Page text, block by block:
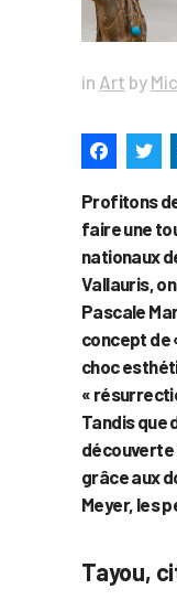
in Art by
Profitons
faire une
nationaux
Vallauris,
Pascale
concept de
choc
«
Tandis que
découverte
grâce aux
Meyer, les
Tayou,